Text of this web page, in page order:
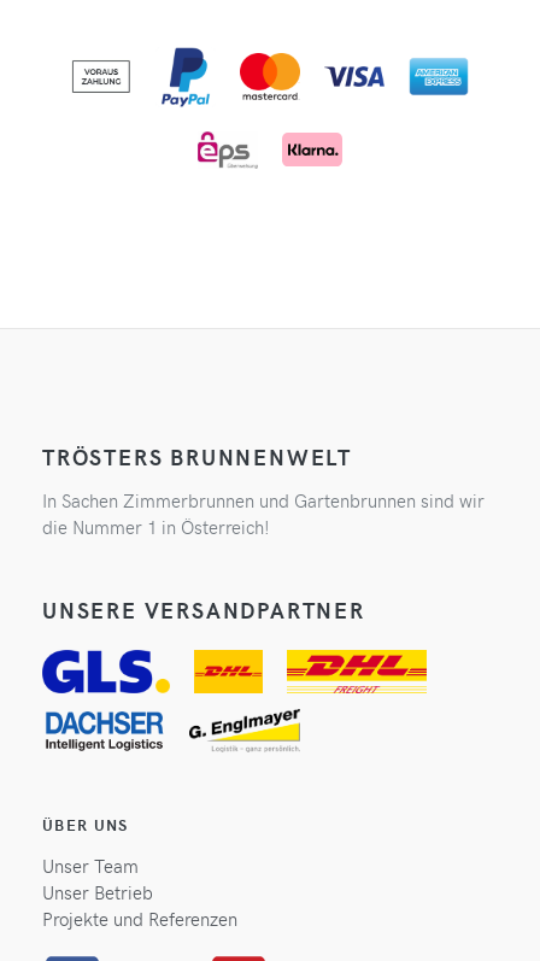
TRÖSTERS BRUNNENWELT
In Sachen Zimmerbrunnen und Gartenbrunnen sind wir
die Nummer 1 in Österreich!
UNSERE VERSANDPARTNER
ÜBER UNS
Unser Team
Unser Betrieb
Projekte und Referenzen